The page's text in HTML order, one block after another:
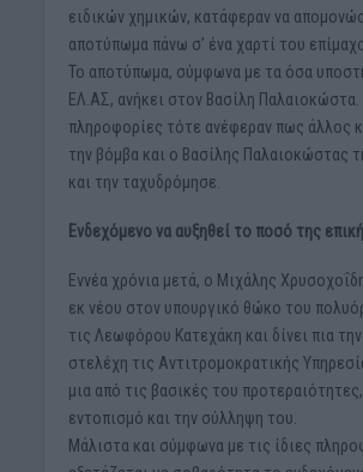
ειδικών χημικών, κατάφεραν να
αποτύπωμα πάνω σ’ ένα χαρτί του
Το αποτύπωμα, σύμφωνα με τα όσα
ΕΛ.ΑΣ, ανήκει στον Βασίλη Παλαιοκώστα.
πληροφορίες τότε ανέφεραν πως άλλος
την βόμβα και ο Βασίλης Παλαιοκώστας
και την ταχυδρόμησε.
Ενδεχόμενο να αυξηθεί το ποσό της
Εννέα χρόνια μετά, ο Μιχάλης
εκ νέου στον υπουργικό θώκο του
τις Λεωφόρου Κατεχάκη και δίνει πια
στελέχη τις Αντιτρομοκρατικής
μια από τις βασικές του
εντοπισμό και την σύλληψη του.
Μάλιστα και σύμφωνα με τις ίδιες